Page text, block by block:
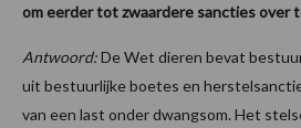
om eerder tot zwaardere sancties over
Antwoord:De Wet dieren bevat
uit bestuurlijke boetes en
van een last onder dwangsom. Het